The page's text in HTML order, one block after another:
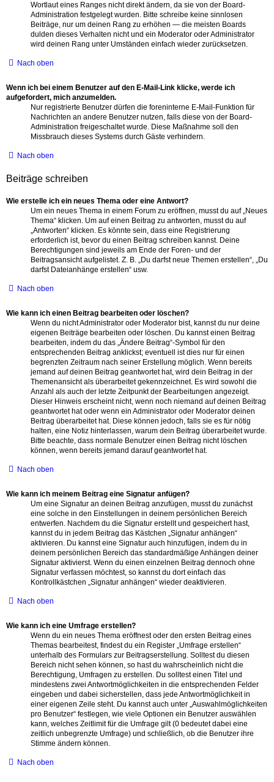
Wortlaut eines Ranges nicht direkt ändern, da sie von der Board-
Administration festgelegt wurden. Bitte schreibe keine sinnlosen
Beiträge, nur um deinen Rang zu erhöhen — die meisten Boards
dulden dieses Verhalten nicht und ein Moderator oder Administrator
wird deinen Rang unter Umständen einfach wieder zurücksetzen.
Nach oben
Wenn ich bei einem Benutzer auf den E-Mail-Link klicke, werde ich
aufgefordert, mich anzumelden.
Nur registrierte Benutzer dürfen die foreninterne E-Mail-Funktion für
Nachrichten an andere Benutzer nutzen, falls diese von der Board-
Administration freigeschaltet wurde. Diese Maßnahme soll den
Missbrauch dieses Systems durch Gäste verhindern.
Nach oben
Beiträge schreiben
Wie erstelle ich ein neues Thema oder eine Antwort?
Um ein neues Thema in einem Forum zu eröffnen, musst du auf „Neues
Thema“ klicken. Um auf einen Beitrag zu antworten, musst du auf
„Antworten“ klicken. Es könnte sein, dass eine Registrierung
erforderlich ist, bevor du einen Beitrag schreiben kannst. Deine
Berechtigungen sind jeweils am Ende der Foren- und der
Beitragsansicht aufgelistet. Z. B. „Du darfst neue Themen erstellen“, „Du
darfst Dateianhänge erstellen“ usw.
Nach oben
Wie kann ich einen Beitrag bearbeiten oder löschen?
Wenn du nicht Administrator oder Moderator bist, kannst du nur deine
eigenen Beiträge bearbeiten oder löschen. Du kannst einen Beitrag
bearbeiten, indem du das „Ändere Beitrag“-Symbol für den
entsprechenden Beitrag anklickst; eventuell ist dies nur für einen
begrenzten Zeitraum nach seiner Erstellung möglich. Wenn bereits
jemand auf deinen Beitrag geantwortet hat, wird dein Beitrag in der
Themenansicht als überarbeitet gekennzeichnet. Es wird sowohl die
Anzahl als auch der letzte Zeitpunkt der Bearbeitungen angezeigt.
Dieser Hinweis erscheint nicht, wenn noch niemand auf deinen Beitrag
geantwortet hat oder wenn ein Administrator oder Moderator deinen
Beitrag überarbeitet hat. Diese können jedoch, falls sie es für nötig
halten, eine Notiz hinterlassen, warum dein Beitrag überarbeitet wurde.
Bitte beachte, dass normale Benutzer einen Beitrag nicht löschen
können, wenn bereits jemand darauf geantwortet hat.
Nach oben
Wie kann ich meinem Beitrag eine Signatur anfügen?
Um eine Signatur an deinen Beitrag anzufügen, musst du zunächst
eine solche in den Einstellungen in deinem persönlichen Bereich
entwerfen. Nachdem du die Signatur erstellt und gespeichert hast,
kannst du in jedem Beitrag das Kästchen „Signatur anhängen“
aktivieren. Du kannst eine Signatur auch hinzufügen, indem du in
deinem persönlichen Bereich das standardmäßige Anhängen deiner
Signatur aktivierst. Wenn du einen einzelnen Beitrag dennoch ohne
Signatur verfassen möchtest, so kannst du dort einfach das
Kontrollkästchen „Signatur anhängen“ wieder deaktivieren.
Nach oben
Wie kann ich eine Umfrage erstellen?
Wenn du ein neues Thema eröffnest oder den ersten Beitrag eines
Themas bearbeitest, findest du ein Register „Umfrage erstellen“
unterhalb des Formulars zur Beitragserstellung. Solltest du diesen
Bereich nicht sehen können, so hast du wahrscheinlich nicht die
Berechtigung, Umfragen zu erstellen. Du solltest einen Titel und
mindestens zwei Antwortmöglichkeiten in die entsprechenden Felder
eingeben und dabei sicherstellen, dass jede Antwortmöglichkeit in
einer eigenen Zeile steht. Du kannst auch unter „Auswahlmöglichkeiten
pro Benutzer“ festlegen, wie viele Optionen ein Benutzer auswählen
kann, welches Zeitlimit für die Umfrage gilt (0 bedeutet dabei eine
zeitlich unbegrenzte Umfrage) und schließlich, ob die Benutzer ihre
Stimme ändern können.
Nach oben